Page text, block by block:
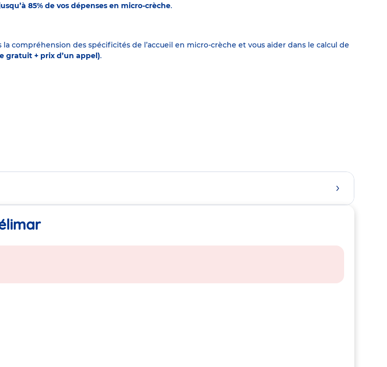
85% de vos dépenses en micro-crèche.
compréhension des spécificités de l’accueil en micro-crèche et vous aider dans le calcul de
gratuit + prix d’un appel).